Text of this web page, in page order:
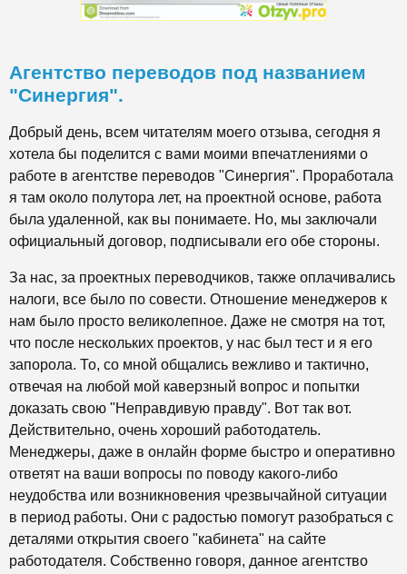
Агентство переводов под названием
"Синергия".
Добрый день, всем читателям моего отзыва, сегодня я
хотела бы поделится с вами моими впечатлениями о
работе в агентстве переводов "Синергия". Проработала
я там около полутора лет, на проектной основе, работа
была удаленной, как вы понимаете. Но, мы заключали
официальный договор, подписывали его обе стороны.
За нас, за проектных переводчиков, также оплачивались
налоги, все было по совести. Отношение менеджеров к
нам было просто великолепное. Даже не смотря на тот,
что после нескольких проектов, у нас был тест и я его
запорола. То, со мной общались вежливо и тактично,
отвечая на любой мой каверзный вопрос и попытки
доказать свою "Неправдивую правду". Вот так вот.
Действительно, очень хороший работодатель.
Менеджеры, даже в онлайн форме быстро и оперативно
ответят на ваши вопросы по поводу какого-либо
неудобства или возникновения чрезвычайной ситуации
в период работы. Они с радостью помогут разобраться с
деталями открытия своего "кабинета" на сайте
работодателя. Собственно говоря, данное агентство